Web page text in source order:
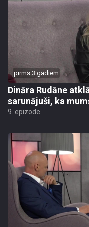
pirms 3 gadiem
Dināra Rudāne
sarunājuši, ka
9. epizode